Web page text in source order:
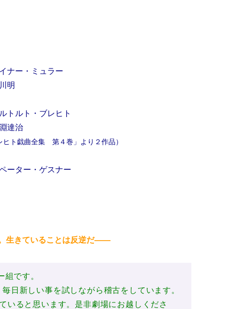
ナー・ミュラー
明
トルト・ブレヒト
達治
ヒト戯曲全集 第４巻」より２作品）
ーター・ゲスナー
生きていることは反逆だ――
です。
日新しい事を試しながら稽古をしています。
いると思います。是非劇場にお越しくださ